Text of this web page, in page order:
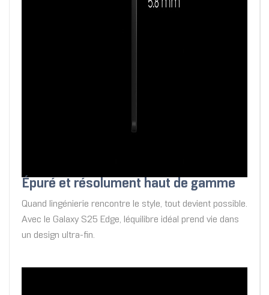
Épuré et résolument haut de gamme
Quand lingénierie rencontre le style, tout devient possible.
Avec le Galaxy S25 Edge, léquilibre idéal prend vie dans
un design ultra-fin.